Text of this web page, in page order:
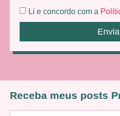
Li e concordo com a
Receba meus posts